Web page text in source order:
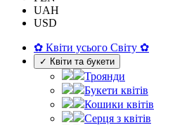
UAH
USD
✿ Квіти усього Світу ✿
✓ Квіти та букети
Троянди
Букети квітів
Кошики квітів
Серця з квітів